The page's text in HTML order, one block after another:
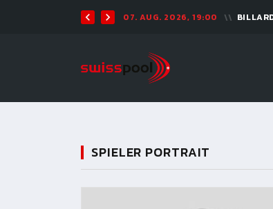
07. AUG. 2026, 19:00
SPIELER PORTRAIT